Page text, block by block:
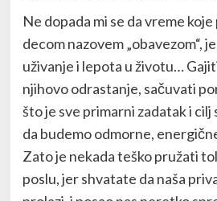
Ne dopada mi se da vreme
decom nazovem „obavezom“,
uživanje i lepota u životu…
njihovo odrastanje, sačuvati
što je sve primarni zadatak i cilj
da budemo odmorne,
Zato je nekada teško pružati
poslu, jer shvatate da naša